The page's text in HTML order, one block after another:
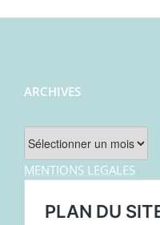
ARCHIVES
Archives
MENTIONS LEGALES